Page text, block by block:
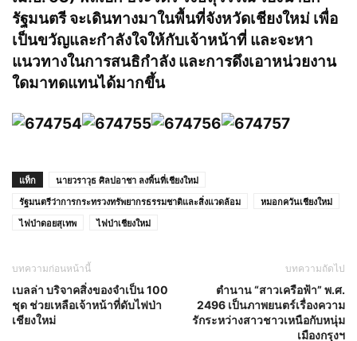
รัฐมนตรี จะเดินทางมาในพื้นที่จังหวัดเชียงใหม่ เพื่อ
เป็นขวัญและกำลังใจให้กับเจ้าหน้าที่ และจะหา
แนวทางในการสนธิกำลัง และการดึงเอาหน่วยงาน
ใดมาทดแทนได้มากขึ้น
แท็ก
นายวราวุธ ศิลปอาชา ลงพื้นที่เชียงใหม่
รัฐมนตรีว่าการกระทรวงทรัพยากรธรรมชาติและสิ่งแวดล้อม
หมอกควันเชียงใหม่
ไฟป่าดอยสุเทพ
ไฟป่าเชียงใหม่
บทความก่อนหน้านี้
เบลล่า บริจาคสิ่งของจำเป็น 100
ชุด ช่วยเหลือเจ้าหน้าที่ดับไฟป่า
เชียงใหม่
บทความถัดไป
ตำนาน “สาวเครือฟ้า” พ.ศ.
2496 เป็นภาพยนตร์เรื่องความ
รักระหว่างสาวชาวเหนือกับหนุ่ม
เมืองกรุงฯ